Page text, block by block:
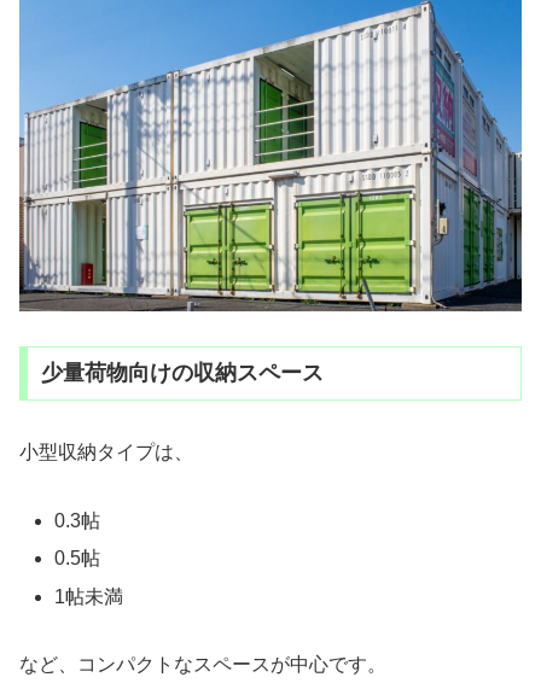
少量荷物向けの収納スペース
小型収納タイプは、
0.3帖
0.5帖
1帖未満
など、コンパクトなスペースが中心です。